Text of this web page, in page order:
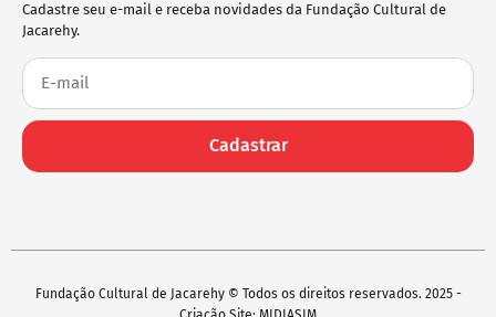
Cadastre seu e-mail e receba novidades da Fundação Cultural de
Jacarehy.
Cadastrar
Fundação Cultural de Jacarehy © Todos os direitos reservados. 2025 -